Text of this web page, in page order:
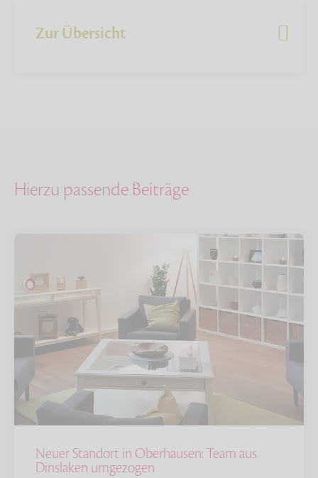
Zur Übersicht
Hierzu passende Beiträge
Neuer Standort in Oberhausen: Team aus
Dinslaken umgezogen